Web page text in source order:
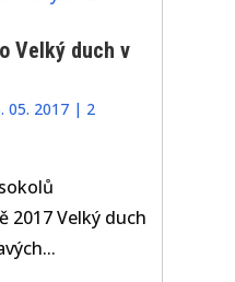
Velký duch v
05. 2017| 2
2017 Velký duch